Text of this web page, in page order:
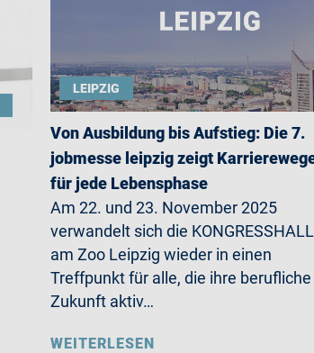
LEIPZIG
Von Ausbildung bis Aufstieg: Die 7.
jobmesse leipzig zeigt
für jede Lebensphase
Am 22. und 23. November 2025
verwandelt sich die
am Zoo Leipzig wieder in einen
Treffpunkt für alle, die ihre berufliche
Zukunft aktiv…
WEITERLESEN